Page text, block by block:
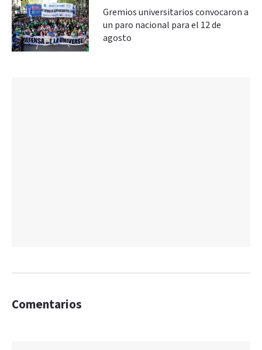
Gremios universitarios convocaron a
un paro nacional para el 12 de
agosto
Comentarios